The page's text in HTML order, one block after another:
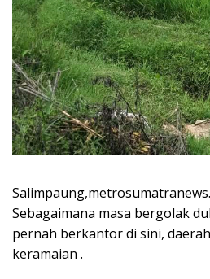
Sebagaimana masa bergolak
pernah berkantor di sini,
keramaian .